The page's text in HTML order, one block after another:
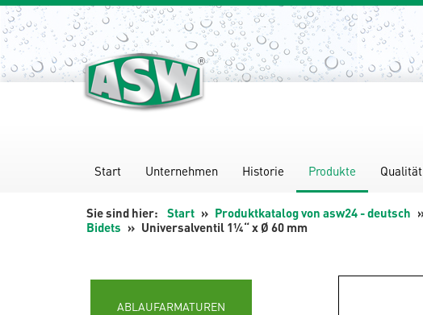
Zum
Inhalt
springen
Start Unternehmen Historie Produkte Qualität
Start Produktkatalog von asw24 - deutsch
Bidets
Universalventil 1¼“ x Ø 60 mm
ABLAUFARMATUREN